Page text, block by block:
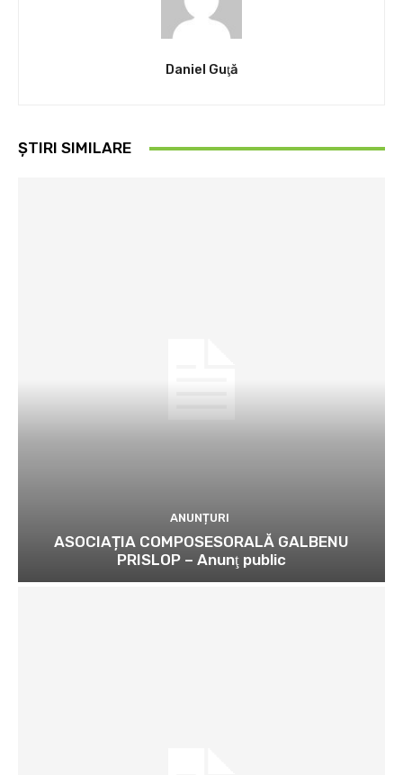
Daniel Guţă
ȘTIRI SIMILARE
ANUNȚURI
ASOCIAȚIA COMPOSESORALĂ GALBENU
PRISLOP – Anunţ public